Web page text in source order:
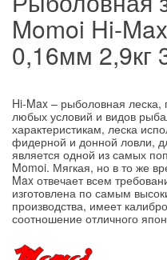
Momoi Hi-
0,16мм 2,9кг
Hi-Max – рыболовная
любых условий и видов
характеристикам, леска
фидерной и донной ловли,
является одной из самых
Momoi. Мягкая, но в то же
Max отвечает всем
изготовлена по самым
производства, имеет
соотношение отличного